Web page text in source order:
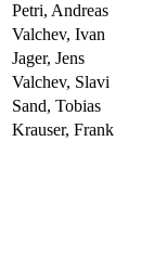
Petri, Andreas
Valchev, Ivan
Jager, Jens
Valchev, Slavi
Sand, Tobias
Krauser, Frank